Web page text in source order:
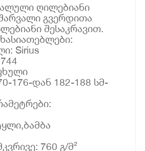
ღილებიანი
გვერდითა
შესაკრავით.
Sirius
176-დან 182-188 სმ-
760 გ/მ²